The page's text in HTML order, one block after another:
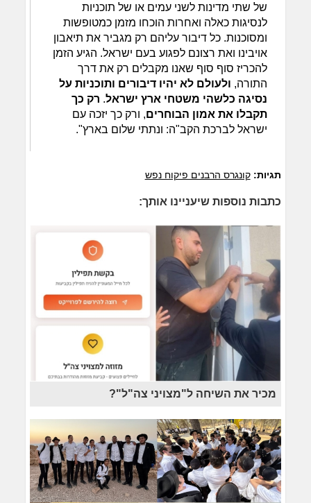
של שתי מדינות לשני עמים או של תוכניות
לנסיגות כאלה ואחרות הוכחו מזמן כמטופשות
ומסוכנות. כל דיבור עליהם רק מגביר את תיאבון
אויבינו ואת רצונם לפגוע בעם ישראל. הגיע הזמן
להכריז סוף סוף שאנו מקבלים רק את דרך
התורה, ולעולם לא יהיו דיבורים ותוכניות על
נסיגה כלשהי משטחי ארץ ישראל. רק כך
תקבלו את אמון הבוחרים, ורק כך יזכה עם
ישראל לברכת הקב"ה: ונתתי שלום בארץ".
תגיות:קונגרס הרבנים פיקוח נפש
כתבות נוספות שיעניינו אותך:
מכיר את השיחה ל"מצויני צה"ל"?